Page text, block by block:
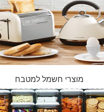
מוצרי חשמל למטבח